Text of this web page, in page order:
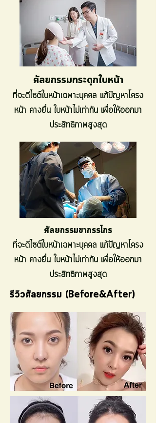
ศัลยกรรมกระดูกใบหน้า
ที่จะดีไซต์ใบหน้าเฉพาะบุคคล แก้ปัญหาโครง
หน้า คางยื่น ใบหน้าไม่เท่ากัน เพื่อให้ออกมา
ประสิทธิภาพสูงสุด
ศัลยกรรมขากรรไกร
ที่จะดีไซต์ใบหน้าเฉพาะบุคคล แก้ปัญหาโครง
หน้า คางยื่น ใบหน้าไม่เท่ากัน เพื่อให้ออกมา
ประสิทธิภาพสูงสุด
รีวิวศัลยกรรม (Before&After)